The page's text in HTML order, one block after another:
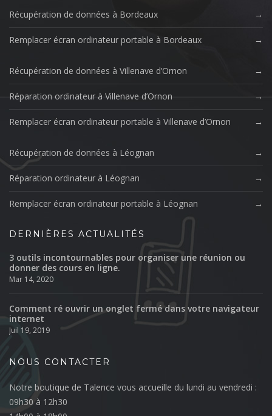
Récupération de données à Bordeaux
Remplacer écran ordinateur portable à Bordeaux
Récupération de données à Villenave d’Ornon
Réparation ordinateur à Villenave d’Ornon
Remplacer écran ordinateur portable à Villenave d’Ornon
Récupération de données à Léognan
Réparation ordinateur à Léognan
Remplacer écran ordinateur portable à Léognan
DERNIÈRES ACTUALITÉS
3 outils incontournables pour organiser une réunion ou
donner des cours en ligne.
Mar 14, 2020
Comment ré ouvrir un onglet fermé dans votre navigateur
internet
Juil 19, 2019
NOUS CONTACTER
Notre boutique de Talence vous accueille du lundi au vendredi :
09h30 à 12h30